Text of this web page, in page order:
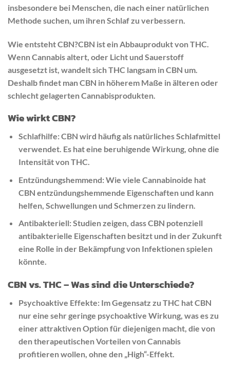
insbesondere bei Menschen, die nach einer natürlichen
Methode suchen, um ihren Schlaf zu verbessern.
Wie entsteht CBN?CBN ist ein Abbauprodukt von THC.
Wenn Cannabis altert, oder Licht und Sauerstoff
ausgesetzt ist, wandelt sich THC langsam in CBN um.
Deshalb findet man CBN in höherem Maße in älteren oder
schlecht gelagerten Cannabisprodukten.
Wie wirkt CBN?
Schlafhilfe: CBN wird häufig als natürliches Schlafmittel
verwendet. Es hat eine beruhigende Wirkung, ohne die
Intensität von THC.
Entzündungshemmend: Wie viele Cannabinoide hat
CBN entzündungshemmende Eigenschaften und kann
helfen, Schwellungen und Schmerzen zu lindern.
Antibakteriell: Studien zeigen, dass CBN potenziell
antibakterielle Eigenschaften besitzt und in der Zukunft
eine Rolle in der Bekämpfung von Infektionen spielen
könnte.
CBN vs. THC – Was sind die Unterschiede?
Psychoaktive Effekte: Im Gegensatz zu THC hat CBN
nur eine sehr geringe psychoaktive Wirkung, was es zu
einer attraktiven Option für diejenigen macht, die von
den therapeutischen Vorteilen von Cannabis
profitieren wollen, ohne den „High“-Effekt.